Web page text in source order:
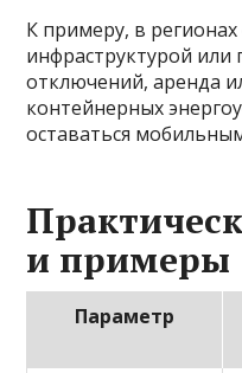
К примеру, в
инфраструктурой
отключений, аренда
контейнерных
оставаться
и примеры
Параметр